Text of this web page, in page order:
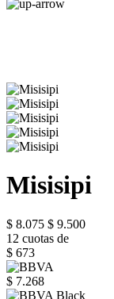
Misisipi
$ 8.075 $ 9.500
12 cuotas de
$ 673
$ 7.268